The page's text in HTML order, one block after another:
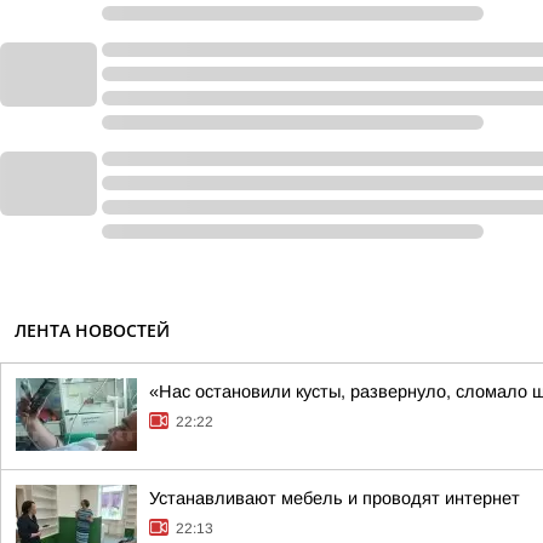
ЛЕНТА НОВОСТЕЙ
«Нас остановили кусты, развернуло, сломало
22:22
Устанавливают мебель и проводят интернет
22:13